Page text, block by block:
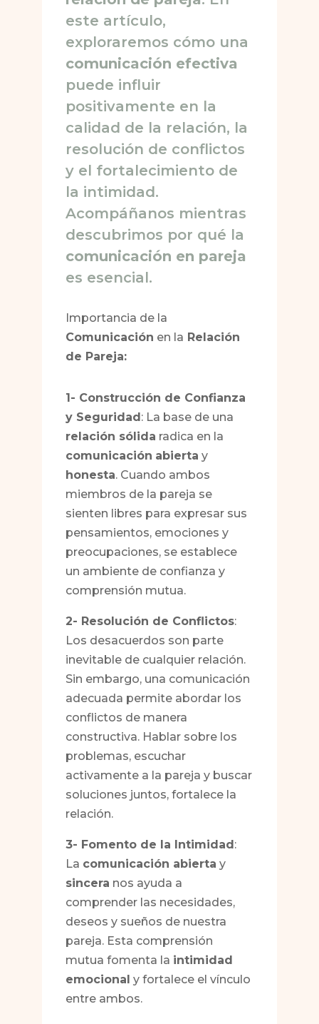
este artículo,
exploraremos cómo una
comunicación efectiva
puede influir
positivamente en la
calidad de la relación, la
resolución de conflictos
y el fortalecimiento de
la intimidad.
Acompáñanos mientras
descubrimos por qué la
comunicación en pareja
es esencial.
Importancia de la
Comunicación en la Relación
de Pareja:
1- Construcción de Confianza
y Seguridad : La base de una
relación sólida radica en la
comunicación abierta y
honesta. Cuando ambos
miembros de la pareja se
sienten libres para expresar sus
pensamientos, emociones y
preocupaciones, se establece
un ambiente de confianza y
comprensión mutua.
2- Resolución de Conflictos:
Los desacuerdos son parte
inevitable de cualquier relación.
Sin embargo, una comunicación
adecuada permite abordar los
conflictos de manera
constructiva. Hablar sobre los
problemas, escuchar
activamente a la pareja y buscar
soluciones juntos, fortalece la
relación.
3- Fomento de la Intimidad :
La comunicación abierta y
sincera nos ayuda a
comprender las necesidades,
deseos y sueños de nuestra
pareja. Esta comprensión
mutua fomenta la intimidad
emocional y fortalece el vínculo
entre ambos.